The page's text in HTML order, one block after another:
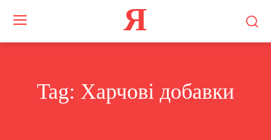
Я
Tag: Харчові добавки